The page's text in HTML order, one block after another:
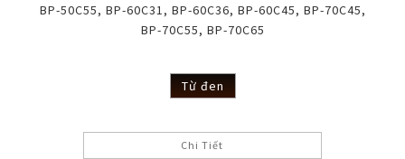
BP-50C55, BP-60C31, BP-60C36, BP-60C45, BP-70C45,
BP-70C55, BP-70C65
Từ đen
Chi Tiết